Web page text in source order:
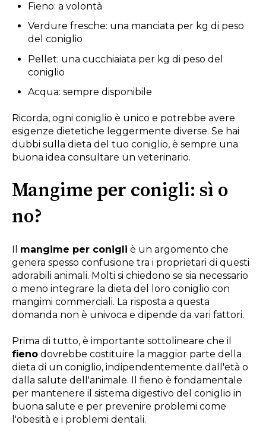
Fieno: a volontà
Verdure fresche: una manciata per kg di peso
del coniglio
Pellet: una cucchiaiata per kg di peso del
coniglio
Acqua: sempre disponibile
Ricorda, ogni coniglio è unico e potrebbe avere
esigenze dietetiche leggermente diverse. Se hai
dubbi sulla dieta del tuo coniglio, è sempre una
buona idea consultare un veterinario.
Mangime per conigli: sì o
no?
Il mangime per conigli è un argomento che
genera spesso confusione tra i proprietari di questi
adorabili animali. Molti si chiedono se sia necessario
o meno integrare la dieta del loro coniglio con
mangimi commerciali. La risposta a questa
domanda non è univoca e dipende da vari fattori.
Prima di tutto, è importante sottolineare che il
fieno dovrebbe costituire la maggior parte della
dieta di un coniglio, indipendentemente dall'età o
dalla salute dell'animale. Il fieno è fondamentale
per mantenere il sistema digestivo del coniglio in
buona salute e per prevenire problemi come
l'obesità e i problemi dentali.